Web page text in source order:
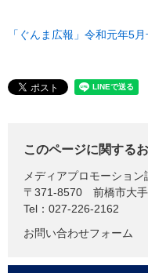
「ぐんま広報」令和元年5
このページに関する
メディアプロモーション
〒371-8570
前橋市大
Tel：027-226-2162
お問い合わせフォーム